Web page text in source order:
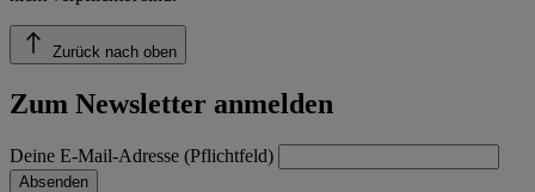
Zurück nach oben
Zum Newsletter anmelden
Deine E-Mail-Adresse (Pflichtfeld)
Absenden